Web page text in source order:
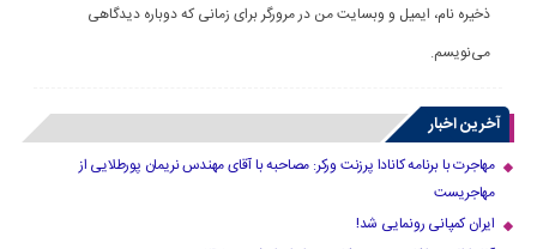
ذخیره نام، ایمیل و وبسایت من در مرورگر برای زمانی که دوباره دیدگاهی
می‌نویسم.
آخرین اخبار
مهاجرت با برنامه کانادا پرزنت ورکر: مصاحبه با آقای مهندس نریمان پورطلایی از
مهاجریست
ایران کمپانی رونمایی شد!